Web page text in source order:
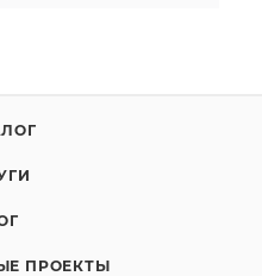
ПРОЕКТЫ